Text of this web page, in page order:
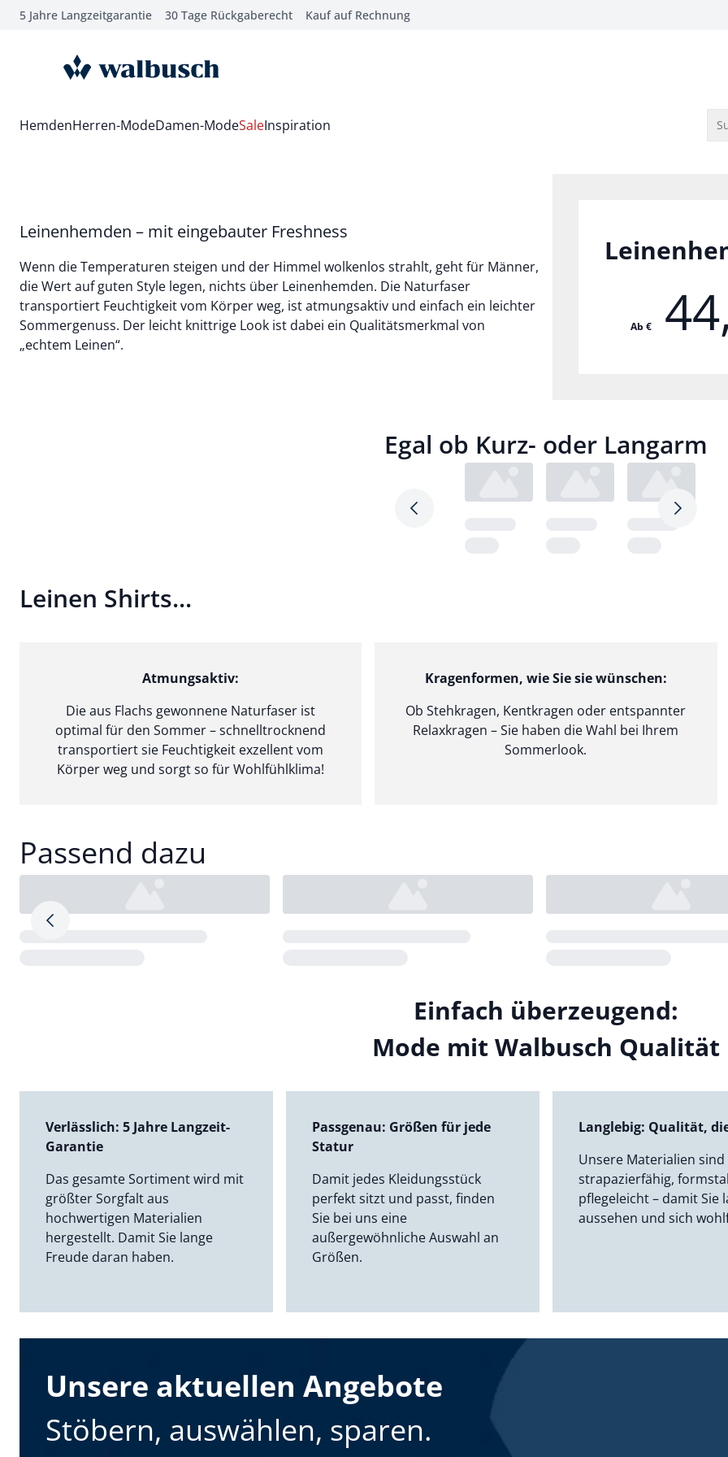
springen
springen
springen
5 Jahre Langzeitgarantie 30 Tage Rückgaberecht Kauf auf Rechnung
zur Startseite
Wechsel in das Menü mit Pfeil-Runter Taste
HemdenHerren-ModeDamen-ModeSaleInspiration
Leinenhemden – mit eingebauter Freshness
Wenn die Temperaturen steigen und der Himmel wolkenlos strahlt, geht für Männer,
die Wert auf guten Style legen, nichts über Leinenhemden. Die Naturfaser
transportiert Feuchtigkeit vom Körper weg, ist atmungsaktiv und einfach ein leichter
Sommergenuss. Der leicht knittrige Look ist dabei ein Qualitätsmerkmal von
„echtem Leinen“.
Ab €
Egal ob Kurz- oder Langarm
Pfeil nach rechts Pfeil
Leinen Shirts...
Atmungsaktiv:
Die aus Flachs gewonnene Naturfaser ist
optimal für den Sommer – schnelltrocknend
transportiert sie Feuchtigkeit exzellent vom
Körper weg und sorgt so für Wohlfühlklima!
Kragenformen, wie Sie sie wünschen:
Ob Stehkragen, Kentkragen oder entspannter
Relaxkragen – Sie haben die Wahl bei Ihrem
Sommerlook.
Passend dazu
Pfeil nach rechts
Einfach überzeugend:
Mode mit Walbusch Qualität
Verlässlich: 5 Jahre Langzeit-
Garantie
Das gesamte Sortiment wird mit
größter Sorgfalt aus
hochwertigen Materialien
hergestellt. Damit Sie lange
Freude daran haben.
Passgenau: Größen für jede
Statur
Damit jedes Kleidungsstück
perfekt sitzt und passt, finden
Sie bei uns eine
außergewöhnliche Auswahl an
Größen.
Langlebig: Qualität,
Unsere Materialien sind
strapazierfähig,
pflegeleicht – damit Sie
aussehen und sich
Unsere aktuellen Angebote
Stöbern, auswählen, sparen.